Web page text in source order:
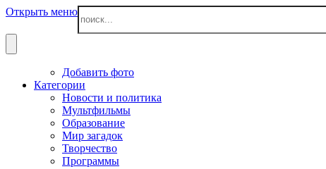
Открыть меню
Добавить фото
Категории
Новости и политика
Мультфильмы
Образование
Мир загадок
Творчество
Программы